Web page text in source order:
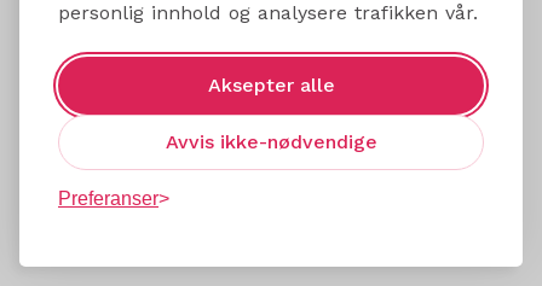
personlig innhold og analysere trafikken vår.
Aksepter alle
Avvis ikke-nødvendige
Preferanser